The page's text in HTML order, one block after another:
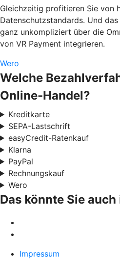
Gleichzeitig profitieren Sie von
Datenschutzstandards. Und
ganz unkompliziert über die
von VR Payment integrieren.
Wero
Welche
Online-Handel?
Kreditkarte
SEPA-Lastschrift
easyCredit-Ratenkauf
Klarna
PayPal
Rechnungskauf
Wero
Das könnte Sie
Impressum